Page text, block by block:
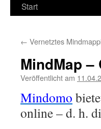
Start
← Vernetztes
MindMap –
Veröffentlicht am
Mindomo
online – d. h.